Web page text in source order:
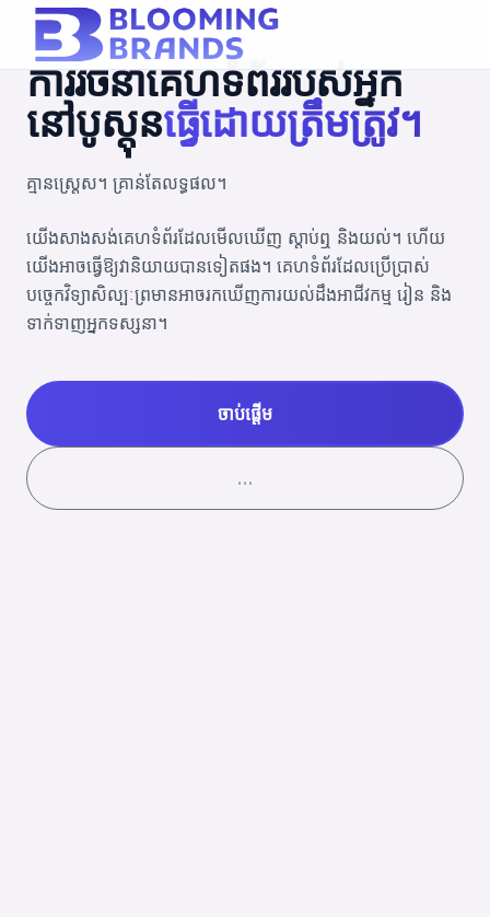
ការរចនាគេហទំព័ររបស់អ្នក
នៅបូស្តុនធ្វើដោយត្រឹមត្រូវ។
គ្មានស្ត្រេស។ គ្រាន់តែលទ្ធផល។
យើងសាងសង់គេហទំព័រដែលមើលឃើញ ស្តាប់ឮ និងយល់។ ហើយ
យើងអាចធ្វើឱ្យវានិយាយបានទៀតផង។ គេហទំព័រដែលប្រើប្រាស់
បច្ចេកវិទ្យាសិល្បៈព្រមានអាចរកឃើញការយល់ដឹងអាជីវកម្ម រៀន និង
ទាក់ទាញអ្នកទស្សនា។
ចាប់ផ្តើម
…